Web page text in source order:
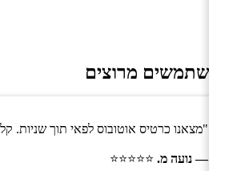
משתמשים מרוצים
"מצאנו כרטיס אוטובוס לפאי תוך שניות.
— נועה מ. ⭐⭐⭐⭐⭐